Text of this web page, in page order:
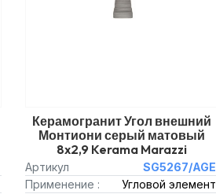
Керамогранит Угол внешний
Монтиони серый матовый
8x2,9 Kerama Marazzi
Артикул
SG5267/AGE
Применение :
Угловой элемент